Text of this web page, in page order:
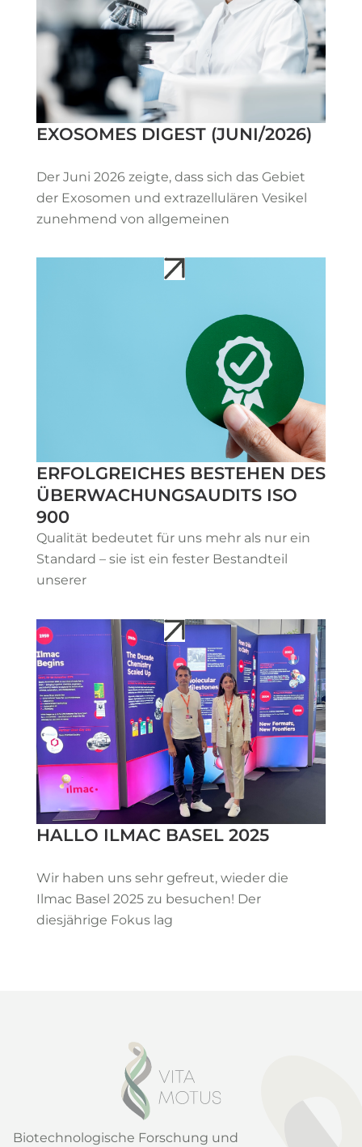
EXOSOMES DIGEST (JUNI/2026)
Der Juni 2026 zeigte, dass sich das Gebiet
der Exosomen und extrazellulären Vesikel
zunehmend von allgemeinen
ERFOLGREICHES BESTEHEN DES
ÜBERWACHUNGSAUDITS ISO
900
Qualität bedeutet für uns mehr als nur ein
Standard – sie ist ein fester Bestandteil
unserer
HALLO ILMAC BASEL 2025
Wir haben uns sehr gefreut, wieder die
Ilmac Basel 2025 zu besuchen! Der
diesjährige Fokus lag
Biotechnologische Forschung und